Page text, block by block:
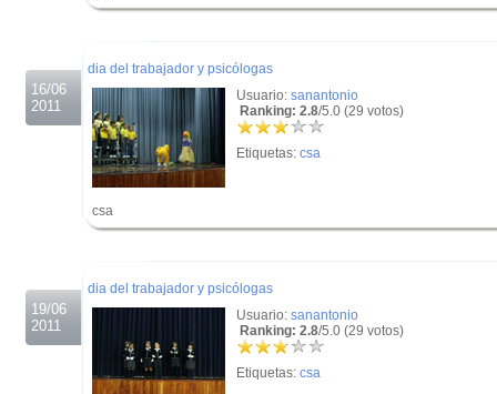
16/06
2011
dia del trabajador y psicólogas
Usuario: sanantonio
Ranking: 2.8/5.0 (29 votos)
Etiquetas: csa
csa
19/06
2011
dia del trabajador y psicólogas
Usuario: sanantonio
Ranking: 2.8/5.0 (29 votos)
Etiquetas: csa